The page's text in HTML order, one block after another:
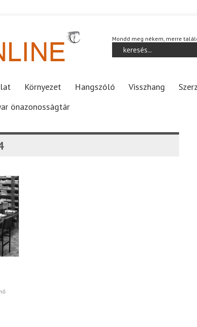
Mondd meg nékem, merre
Környezet Hangszóló Visszhang
önazonosságtár